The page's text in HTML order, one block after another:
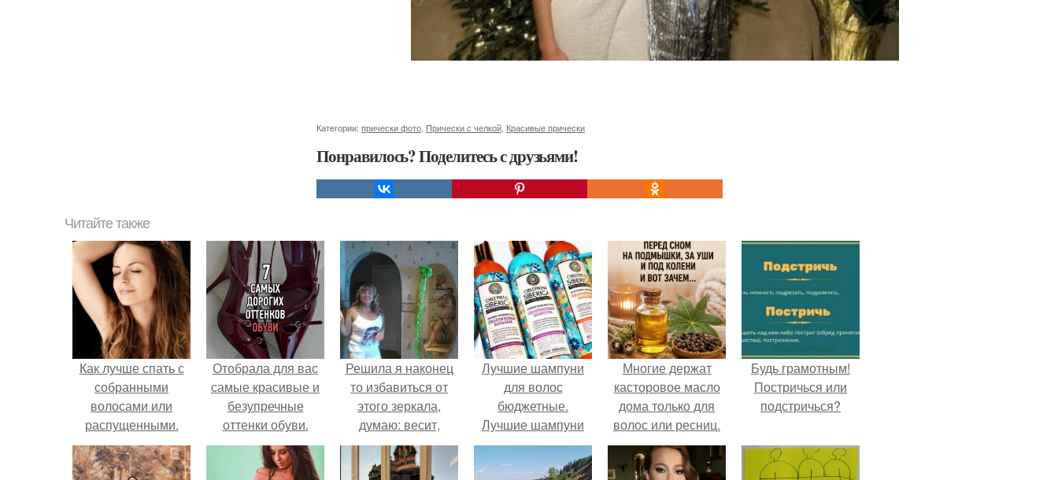
Категории: прически фото, Прически с челкой, Красивые прически
Понравилось? Поделитесь с друзьями!
Читайте также
Как лучше спать с
собранными
волосами или
распущенными.
Эффективный уход
за волосами перед
Отобрала для вас
самые красивые и
безупречные
оттенки обуви.
Решила я наконец
то избавиться от
этого зеркала,
думаю: весит,
мешается, продам.
Лучшие шампуни
для волос
бюджетные.
Лучшие шампуни
для тонких жирных
волос
Многие держат
касторовое масло
дома только для
волос или ресниц.
Будь грамотным!
Постричься или
подстричься?